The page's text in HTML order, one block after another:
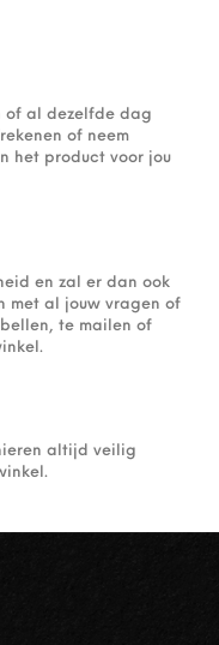
of al dezelfde dag
of neem
het product voor jou
en zal er dan ook
met al jouw vragen of
te mailen of
altijd veilig